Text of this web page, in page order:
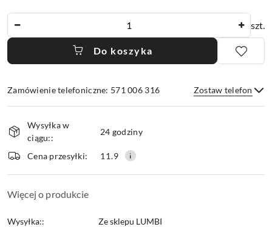
szt.
Do koszyka
Zamówienie telefoniczne: 571 006 316 Zostaw telefon
i
dostawa
Wysyłka w
ciągu::
24 godziny
Cena przesyłki: 11.9
Więcej o produkcie
Wysyłka:: Ze sklepu LUMBI